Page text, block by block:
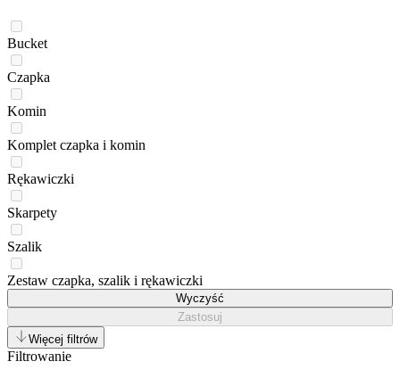
Bucket
Czapka
Komin
Komplet czapka i komin
Rękawiczki
Skarpety
Szalik
Zestaw czapka, szalik i rękawiczki
Wyczyść
Zastosuj
Więcej filtrów
Filtrowanie